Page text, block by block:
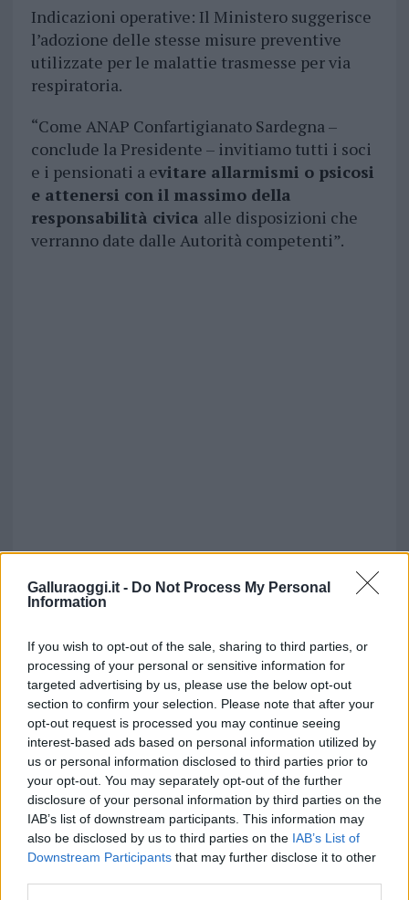
Galluraoggi.it - Do Not Process My Personal
Information
If you wish to opt-out of the sale, sharing to third parties, or
processing of your personal or sensitive information for
targeted advertising by us, please use the below opt-out
section to confirm your selection. Please note that after your
opt-out request is processed you may continue seeing
interest-based ads based on personal information utilized by
us or personal information disclosed to third parties prior to
your opt-out. You may separately opt-out of the further
disclosure of your personal information by third parties on the
IAB’s list of downstream participants. This information may
also be disclosed by us to third parties on the IAB’s List of
Downstream Participants that may further disclose it to other
Indicazioni operative: Il Ministero suggerisce
l’adozione delle stesse misure preventive
utilizzate per le malattie trasmesse per via
respiratoria.
“Come ANAP Confartigianato Sardegna –
conclude la Presidente – invitiamo tutti i soci
e i pensionati a evitare allarmismi o psicosi
e attenersi con il massimo della
responsabilità civica alle disposizioni che
verranno date dalle Autorità competenti”.